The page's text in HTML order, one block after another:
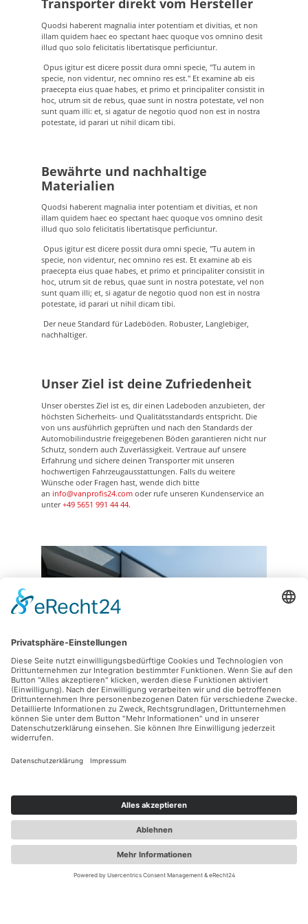
Straßenverkehr auftretende Belastungen zu sichern.
Versuchsreihen zugrunde.
Transporter direkt vom Hersteller
Quodsi haberent magnalia inter potentiam et divitias, et non
illam quidem haec eo spectant haec quoque vos omnino desit
illud quo solo felicitatis libertatisque perficiuntur.
Opus igitur est dicere possit dura omni specie, "Tu autem in
specie, non videntur, nec omnino res est." Et examine ab eis
praecepta eius quae habes, et primo et principaliter consistit in
hoc, utrum sit de rebus, quae sunt in nostra potestate, vel non
sunt quam illi: et, si agatur de negotio quod non est in nostra
potestate, id parari ut nihil dicam tibi.
Bewährte und nachhaltige
Materialien
Quodsi haberent magnalia inter potentiam et divitias, et non
illam quidem haec eo spectant haec quoque vos omnino desit
illud quo solo felicitatis libertatisque perficiuntur.
Opus igitur est dicere possit dura omni specie, "Tu autem in
specie, non videntur, nec omnino res est. Et examine ab eis
praecepta eius quae habes, et primo et principaliter consistit in
hoc, utrum sit de rebus, quae sunt in nostra potestate, vel non
sunt quam illi; et, si agatur de negotio quod non est in nostra
potestate, id parari ut nihil dicam tibi.
Der neue Standard für Ladeböden. Robuster, Langlebiger,
nachhaltiger.
Unser Ziel ist deine Zufriedenheit
Unser oberstes Ziel ist es, dir einen Ladeboden anzubieten, der
höchsten Sicherheits- und Qualitätsstandards entspricht. Die
von uns ausführlich geprüften und nach den Standards der
Automobilindustrie freigegebenen Böden garantieren nicht nur
Schutz, sondern auch Zuverlässigkeit. Vertraue auf unsere
Erfahrung und sichere deinen Transporter mit unseren
hochwertigen Fahrzeugausstattungen. Falls du weitere
Wünsche oder Fragen hast, wende dich bitte
an info@vanprofis24.com oder rufe unseren Kundenservice an
unter+49 5651 991 44 44.
Für den Laderaum
Anbauten
Entdecken
Abmessungen
Hotline